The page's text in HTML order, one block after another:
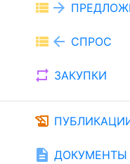
view_list arrow_forward
view_list arrow_back СПРОС
repeat ЗАКУПКИ
history_edu
description ДОКУМЕНТЫ